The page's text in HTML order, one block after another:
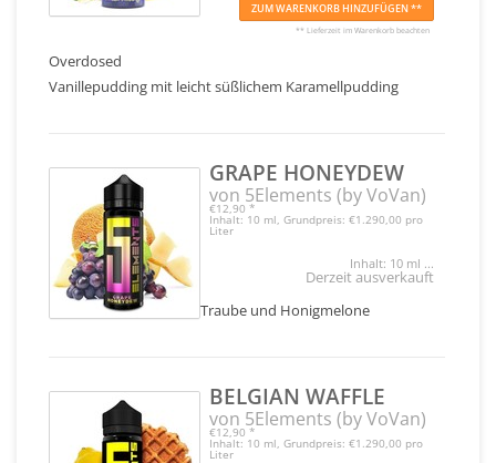
ZUM WARENKORB HINZUFÜGEN **
** Lieferzeit im Warenkorb beachten
Overdosed
Vanillepudding mit leicht süßlichem Karamellpudding
GRAPE HONEYDEW
von 5Elements (by VoVan)
€12,90 *
Inhalt: 10 ml, Grundpreis: €1.290,00 pro
Liter
Inhalt: 10 ml ...
Derzeit ausverkauft
Traube und Honigmelone
BELGIAN WAFFLE
von 5Elements (by VoVan)
€12,90 *
Inhalt: 10 ml, Grundpreis: €1.290,00 pro
Liter